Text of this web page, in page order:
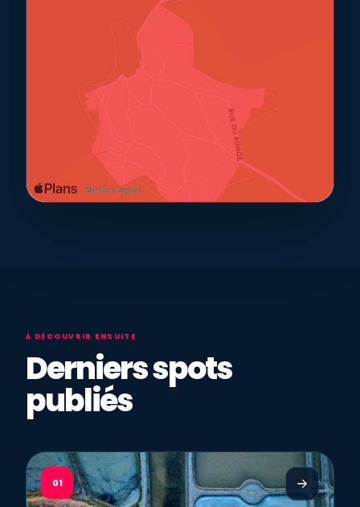
À DÉCOUVRIR ENSUITE
Derniers spots
publiés
01